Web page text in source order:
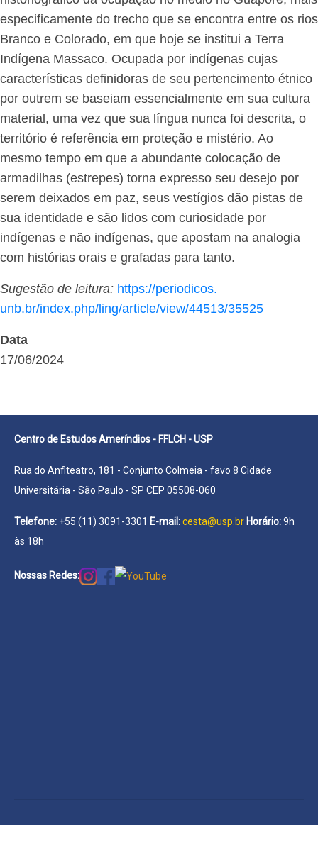
especificamente do trecho que se encontra entre os rios
Branco e Colorado, em que hoje se institui a Terra
Indígena Massaco. Ocupada por indígenas cujas
características definidoras de seu pertencimento étnico
por outrem se baseiam essencialmente em sua cultura
material, uma vez que sua língua nunca foi descrita, o
território é referência em proteção e mistério. Ao
mesmo tempo em que a abundante colocação de
armadilhas (estrepes) torna expresso seu desejo por
serem deixados em paz, seus vestígios dão pistas de
sua identidade e são lidos com curiosidade por
indígenas e não indígenas, que apostam na analogia
com histórias orais e grafadas para tanto.
Sugestão de leitura: https://periodicos.
unb.br/index.php/ling/article/view/44513/35525
Data
17/06/2024
Centro de Estudos Ameríndios - FFLCH - USP
Rua do Anfiteatro, 181 - Conjunto Colmeia - favo 8 Cidade
Universitária - São Paulo - SP CEP 05508-060
Telefone: +55 (11) 3091-3301 E-mail:cesta@usp.br Horário:9h
às 18h
Nossas Redes: